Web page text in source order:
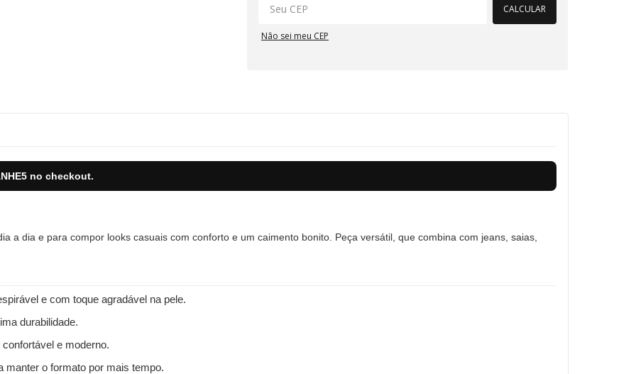
CALCULAR
Não sei meu CEP
no checkout.
a dia e para compor looks casuais com conforto e um caimento bonito. Peça versátil, que combina com jeans, saias,
e com toque agradável na pele.
durabilidade.
e moderno.
manter o formato por mais tempo.